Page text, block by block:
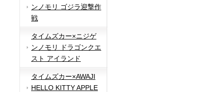
ンノモリ ゴジラ迎撃作
戦
タイムズカー×ニジゲ
ンノモリ ドラゴンクエ
スト アイランド
タイムズカー×AWAJI
HELLO KITTY APPLE